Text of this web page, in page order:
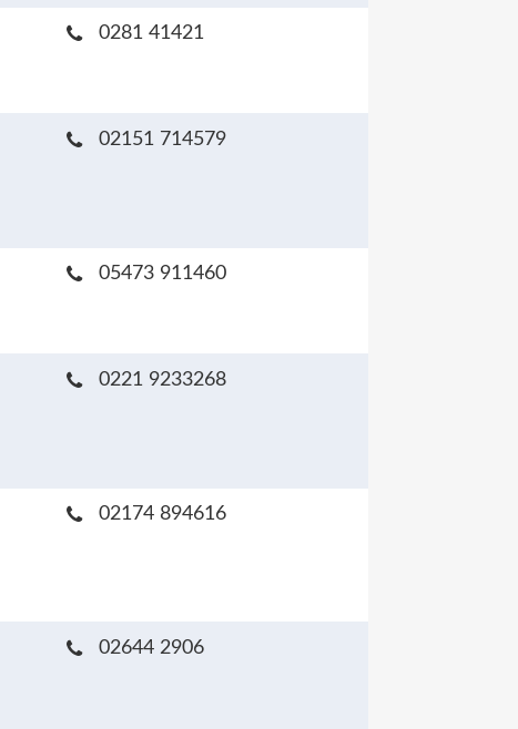
0281 41421
02151 714579
05473 911460
0221 9233268
02174 894616
02644 2906